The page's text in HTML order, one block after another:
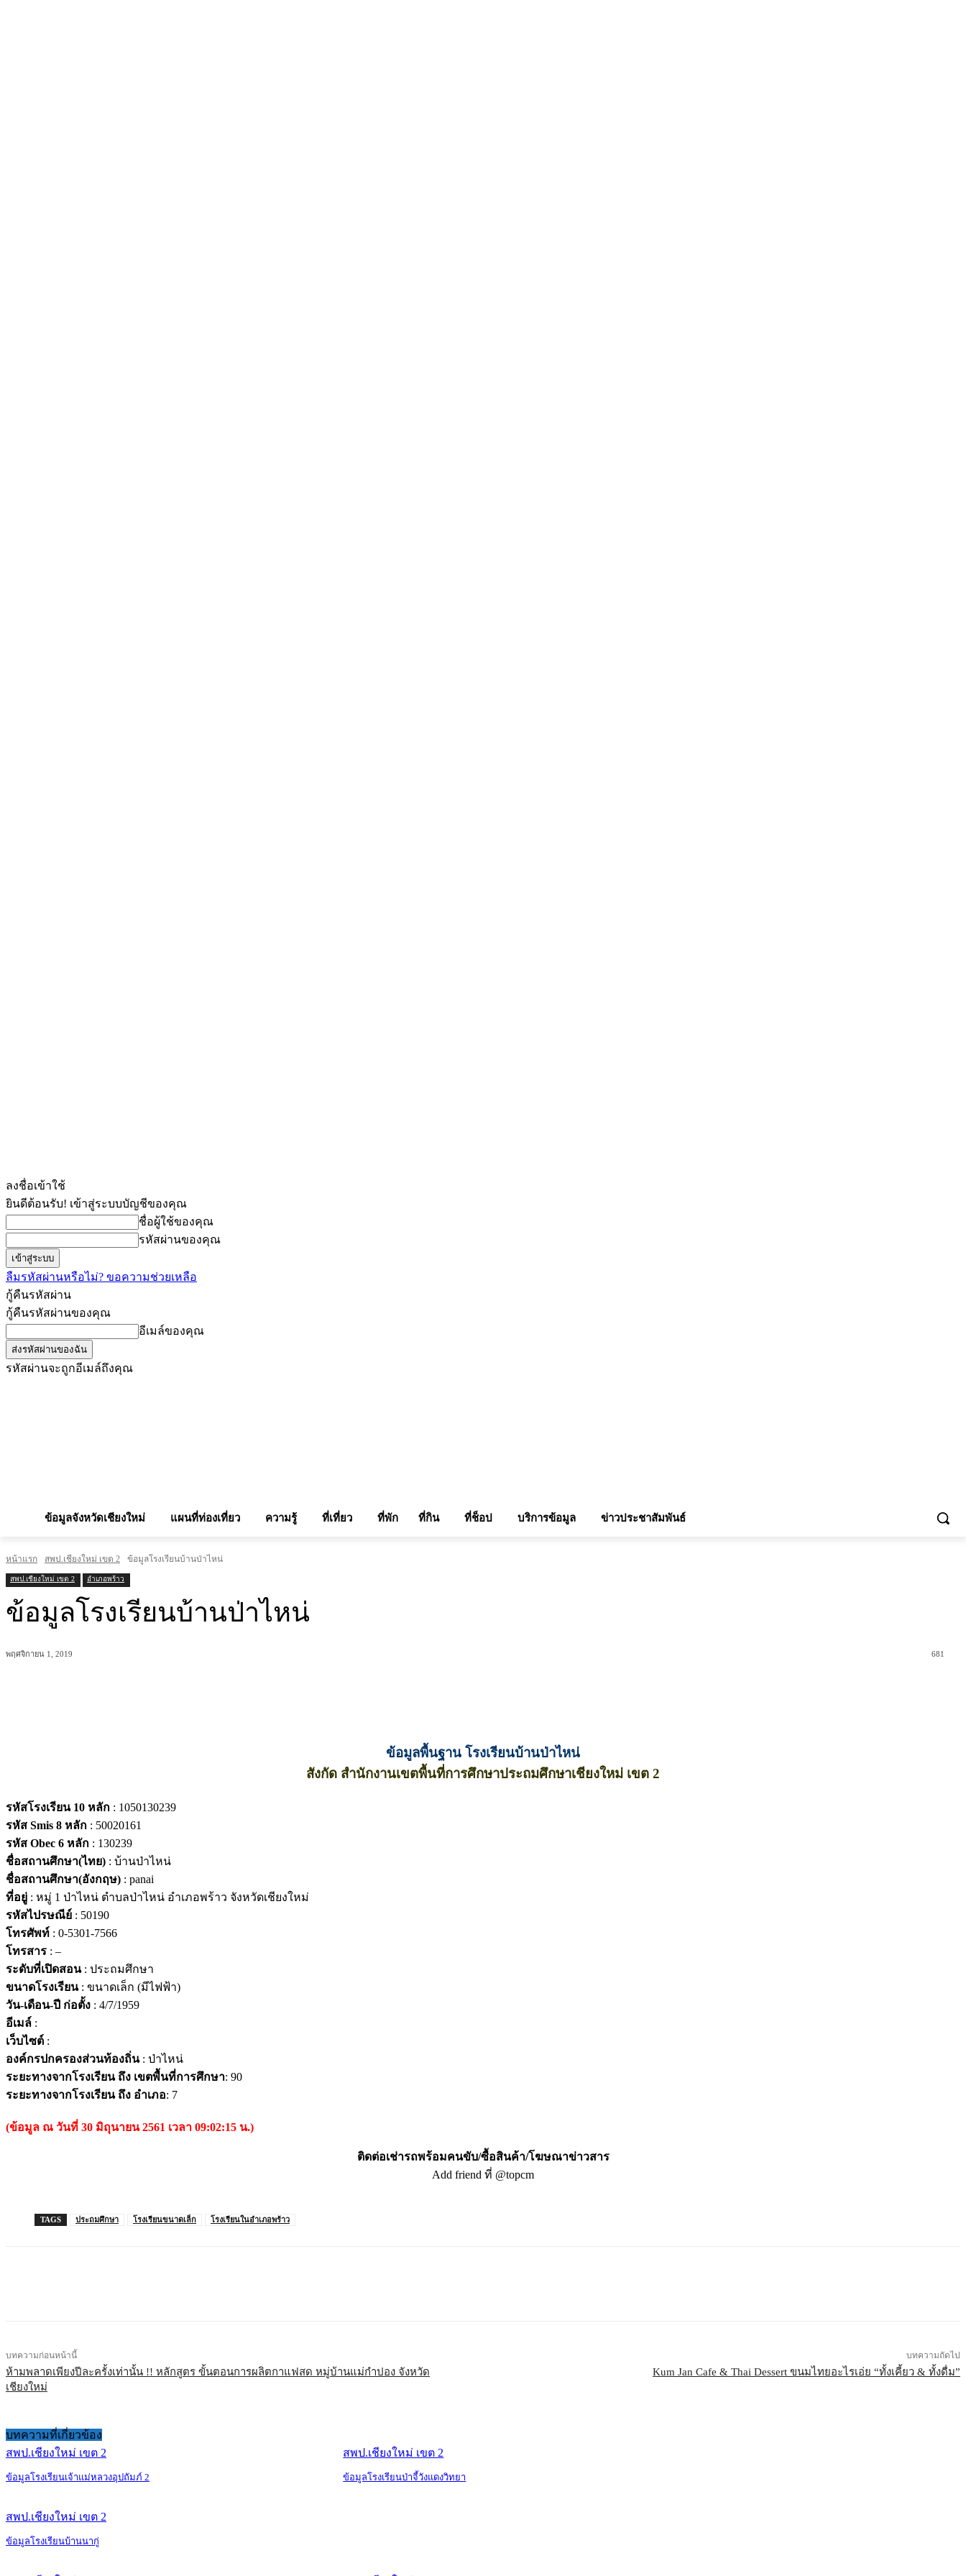
ลงชื่อเข้าใช้
ยินดีต้อนรับ! เข้าสู่ระบบบัญชีของคุณ
ชื่อผู้ใช้ของคุณ
รหัสผ่านของคุณ
ลืมรหัสผ่านหรือไม่? ขอความช่วยเหลือ
กู้คืนรหัสผ่าน
กู้คืนรหัสผ่านของคุณ
อีเมล์ของคุณ
รหัสผ่านจะถูกอีเมล์ถึงคุณ
ข้อมูลจังหวัดเชียงใหม่ แผนที่ท่องเที่ยว ความรู้ ที่เที่ยว ที่พัก ที่กิน ที่ช็อป บริการข้อมูล ข่าวประชาสัมพันธ์
หน้าแรก สพป.เชียงใหม่ เขต 2 ข้อมูลโรงเรียนบ้านป่าไหน่
สพป.เชียงใหม่ เขต 2 อำเภอพร้าว
ข้อมูลโรงเรียนบ้านป่าไหน่
พฤศจิกายน 1, 2019 681
ข้อมูลพื้นฐาน โรงเรียนบ้านป่าไหน่
สังกัด สำนักงานเขตพื้นที่การศึกษาประถมศึกษาเชียงใหม่ เขต 2
รหัสโรงเรียน 10 หลัก : 1050130239
รหัส Smis 8 หลัก : 50020161
รหัส Obec 6 หลัก : 130239
ชื่อสถานศึกษา(ไทย) : บ้านป่าไหน่
ชื่อสถานศึกษา(อังกฤษ) : panai
ที่อยู่ : หมู่ 1 ป่าไหน่ ตำบลป่าไหน่ อำเภอพร้าว จังหวัดเชียงใหม่
รหัสไปรษณีย์ : 50190
โทรศัพท์ : 0-5301-7566
โทรสาร : –
ระดับที่เปิดสอน: ประถมศึกษา
ขนาดโรงเรียน: ขนาดเล็ก (มีไฟฟ้า)
วัน-เดือน-ปี ก่อตั้ง : 4/7/1959
อีเมล์ :
เว็บไซต์ :
องค์กรปกครองส่วนท้องถิ่น: ป่าไหน่
ระยะทางจากโรงเรียน ถึง เขตพื้นที่การศึกษา: 90
ระยะทางจากโรงเรียน ถึง อำเภอ: 7
(ข้อมูล ณ วันที่ 30 มิถุนายน 2561 เวลา 09:02:15 น.)
ติดต่อเช่ารถพร้อมคนขับ/ซื้อสินค้า/โฆษณาข่าวสาร
Add friend ที่ @topcm
TAGS ประถมศึกษา โรงเรียนขนาดเล็ก โรงเรียนในอำเภอพร้าว
บทความก่อนหน้านี้
ห้ามพลาดเพียงปีละครั้งเท่านั้น !! หลักสูตร ขั้นตอนการผลิตกาแฟสด หมู่บ้านแม่กำปอง จังหวัด
เชียงใหม่
บทความถัดไป
Kum Jan Cafe & Thai Dessert ขนมไทยอะไรเอ่ย “ทั้งเคี้ยว & ทั้งดื่ม”
บทความที่เกี่ยวข้อง
สพป.เชียงใหม่ เขต 2
ข้อมูลโรงเรียนเจ้าแม่หลวงอุปถัมภ์ 2
สพป.เชียงใหม่ เขต 2
ข้อมูลโรงเรียนป่าจี้วังแดงวิทยา
สพป.เชียงใหม่ เขต 2
ข้อมูลโรงเรียนบ้านนากู่